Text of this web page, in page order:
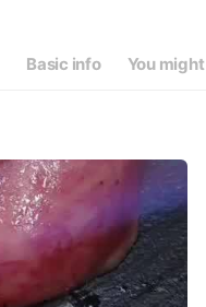
Basic info You